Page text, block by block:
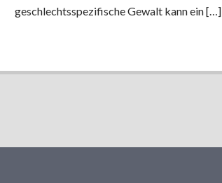
geschlechtsspezifische Gewalt kann ein […]